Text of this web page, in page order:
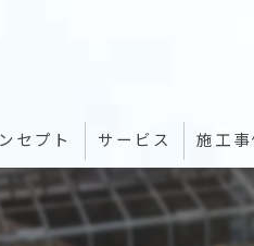
セプト サービス 施工事